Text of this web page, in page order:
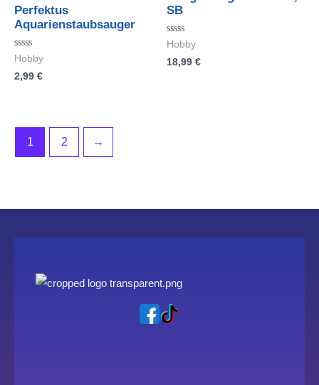
Perfektus
Aquarienstaubsauger
Bewertet
0
Hobby
2,99 €
SB
Bewertet
0
Hobby
18,99 €
1 2 →